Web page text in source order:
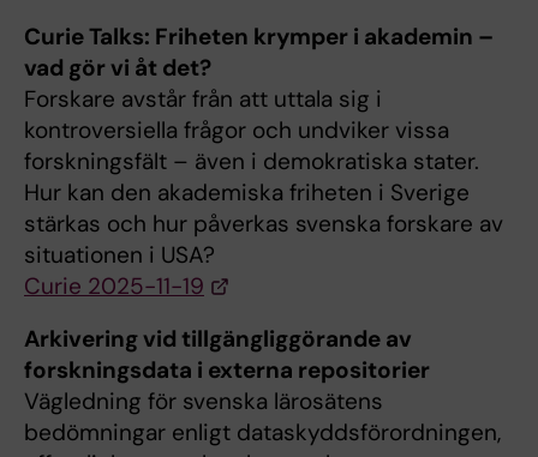
Curie Talks: Friheten krymper i akademin –
vad gör vi åt det?
Forskare avstår från att uttala sig i
kontroversiella frågor och undviker vissa
forskningsfält – även i demokratiska stater.
Hur kan den akademiska friheten i Sverige
stärkas och hur påverkas svenska forskare av
situationen i USA?
Curie 2025-11-19
Arkivering vid tillgängliggörande av
forskningsdata i externa repositorier
Vägledning för svenska lärosätens
bedömningar enligt dataskyddsförordningen,